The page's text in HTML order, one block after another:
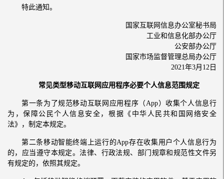
特此通知。
国家互联网信息办公室秘书局
工业和信息化部办公厅
公安部办公厅
国家市场监督管理总局办公厅
2021年3月12日
常见类型移动互联网应用程序必要个人信息范围规定
第一条为了规范移动互联网应用程序（App）收集个人信息行
为，保障公民个人信息安全，根据《中华人民共和国网络安全
法》，制定本规定。
第二条移动智能终端上运行的App存在收集用户个人信息行为
的，应当遵守本规定。法律、行政法规、部门规章和规范性文件另
有规定的，依照其规定。